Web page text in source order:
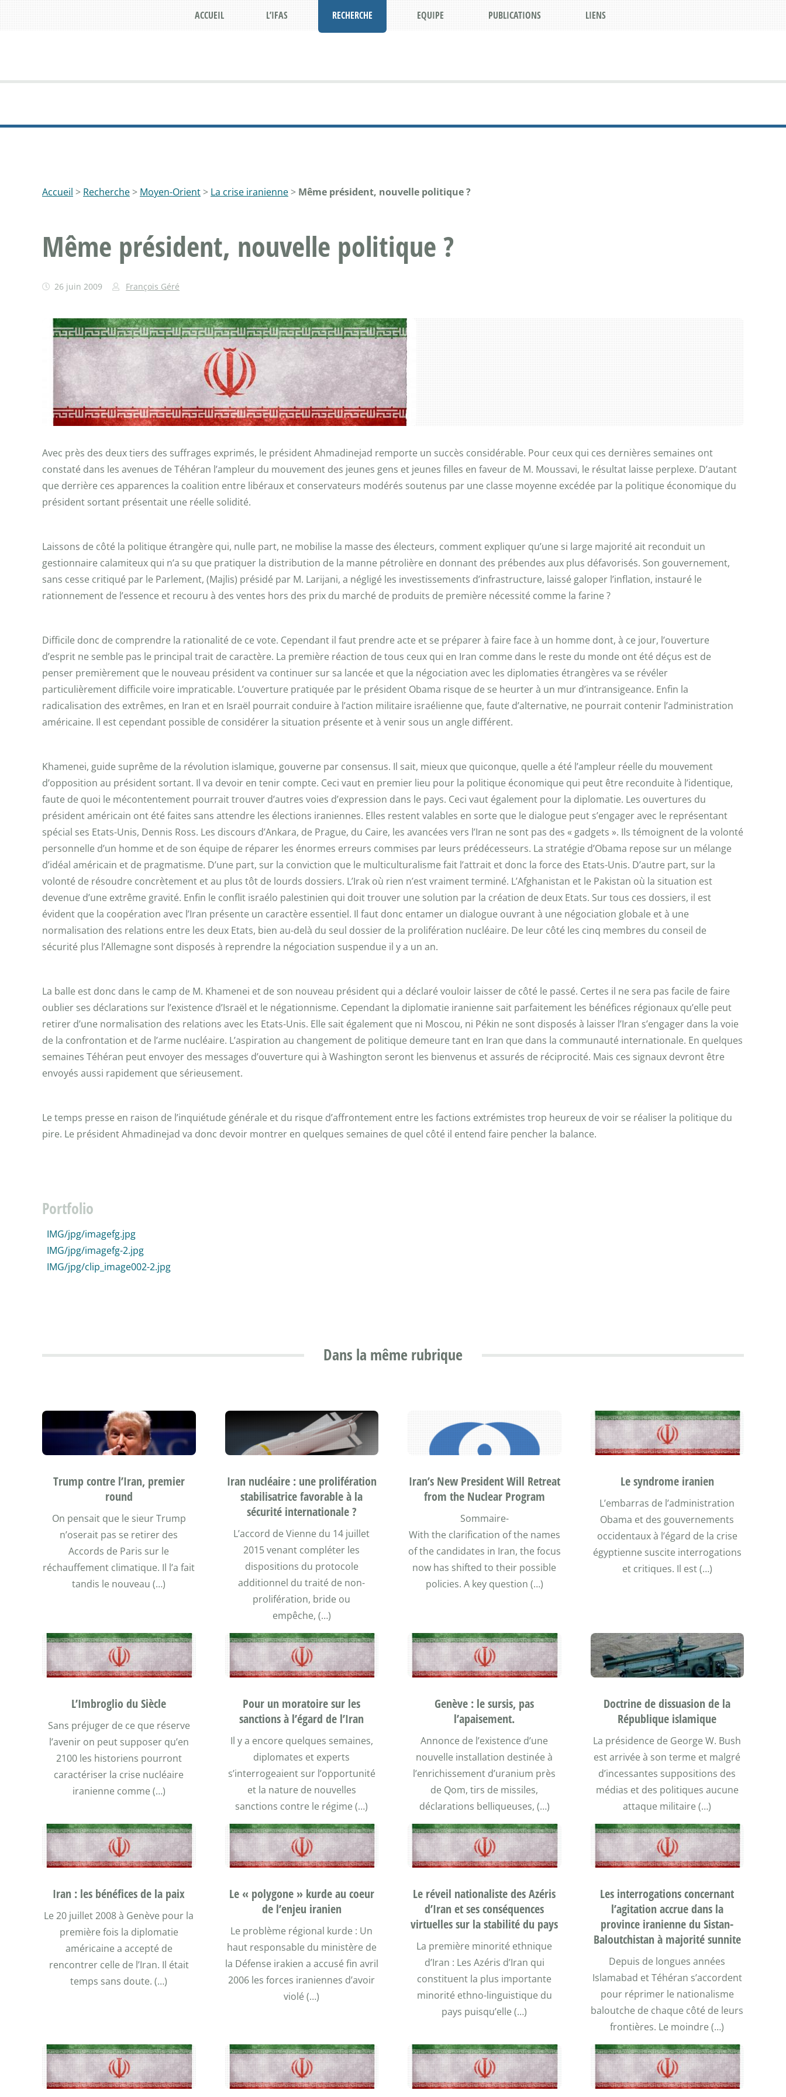
ACCUEIL L’IFAS RECHERCHE EQUIPE PUBLICATIONS LIENS
Accueil > Recherche> Moyen-Orient> La crise iranienne> Même président, nouvelle politique ?
Même président, nouvelle politique ?
26 juin 2009 François Géré
Avec près des deux tiers des suffrages exprimés, le président Ahmadinejad remporte un succès considérable. Pour ceux qui ces dernières semaines ont
constaté dans les avenues de Téhéran l’ampleur du mouvement des jeunes gens et jeunes filles en faveur de M. Moussavi, le résultat laisse perplexe. D’autant
que derrière ces apparences la coalition entre libéraux et conservateurs modérés soutenus par une classe moyenne excédée par la politique économique du
président sortant présentait une réelle solidité.
Laissons de côté la politique étrangère qui, nulle part, ne mobilise la masse des électeurs, comment expliquer qu’une si large majorité ait reconduit un
gestionnaire calamiteux qui n’a su que pratiquer la distribution de la manne pétrolière en donnant des prébendes aux plus défavorisés. Son gouvernement,
sans cesse critiqué par le Parlement, (Majlis) présidé par M. Larijani, a négligé les investissements d’infrastructure, laissé galoper l’inflation, instauré le
rationnement de l’essence et recouru à des ventes hors des prix du marché de produits de première nécessité comme la farine ?
Difficile donc de comprendre la rationalité de ce vote. Cependant il faut prendre acte et se préparer à faire face à un homme dont, à ce jour, l’ouverture
d’esprit ne semble pas le principal trait de caractère. La première réaction de tous ceux qui en Iran comme dans le reste du monde ont été déçus est de
penser premièrement que le nouveau président va continuer sur sa lancée et que la négociation avec les diplomaties étrangères va se révéler
particulièrement difficile voire impraticable. L’ouverture pratiquée par le président Obama risque de se heurter à un mur d’intransigeance. Enfin la
radicalisation des extrêmes, en Iran et en Israël pourrait conduire à l’action militaire israélienne que, faute d’alternative, ne pourrait contenir l’administration
américaine. Il est cependant possible de considérer la situation présente et à venir sous un angle différent.
Khamenei, guide suprême de la révolution islamique, gouverne par consensus. Il sait, mieux que quiconque, quelle a été l’ampleur réelle du mouvement
d’opposition au président sortant. Il va devoir en tenir compte. Ceci vaut en premier lieu pour la politique économique qui peut être reconduite à l’identique,
faute de quoi le mécontentement pourrait trouver d’autres voies d’expression dans le pays. Ceci vaut également pour la diplomatie. Les ouvertures du
président américain ont été faites sans attendre les élections iraniennes. Elles restent valables en sorte que le dialogue peut s’engager avec le représentant
spécial ses Etats-Unis, Dennis Ross. Les discours d’Ankara, de Prague, du Caire, les avancées vers l’Iran ne sont pas des « gadgets ». Ils témoignent de la volonté
personnelle d’un homme et de son équipe de réparer les énormes erreurs commises par leurs prédécesseurs. La stratégie d’Obama repose sur un mélange
d’idéal américain et de pragmatisme. D’une part, sur la conviction que le multiculturalisme fait l’attrait et donc la force des Etats-Unis. D’autre part, sur la
volonté de résoudre concrètement et au plus tôt de lourds dossiers. L’Irak où rien n’est vraiment terminé. L’Afghanistan et le Pakistan où la situation est
devenue d’une extrême gravité. Enfin le conflit israélo palestinien qui doit trouver une solution par la création de deux Etats. Sur tous ces dossiers, il est
évident que la coopération avec l’Iran présente un caractère essentiel. Il faut donc entamer un dialogue ouvrant à une négociation globale et à une
normalisation des relations entre les deux Etats, bien au-delà du seul dossier de la prolifération nucléaire. De leur côté les cinq membres du conseil de
sécurité plus l’Allemagne sont disposés à reprendre la négociation suspendue il y a un an.
La balle est donc dans le camp de M. Khamenei et de son nouveau président qui a déclaré vouloir laisser de côté le passé. Certes il ne sera pas facile de faire
oublier ses déclarations sur l’existence d’Israël et le négationnisme. Cependant la diplomatie iranienne sait parfaitement les bénéfices régionaux qu’elle peut
retirer d’une normalisation des relations avec les Etats-Unis. Elle sait également que ni Moscou, ni Pékin ne sont disposés à laisser l’Iran s’engager dans la voie
de la confrontation et de l’arme nucléaire. L’aspiration au changement de politique demeure tant en Iran que dans la communauté internationale. En quelques
semaines Téhéran peut envoyer des messages d’ouverture qui à Washington seront les bienvenus et assurés de réciprocité. Mais ces signaux devront être
envoyés aussi rapidement que sérieusement.
Le temps presse en raison de l’inquiétude générale et du risque d’affrontement entre les factions extrémistes trop heureux de voir se réaliser la politique du
pire. Le président Ahmadinejad va donc devoir montrer en quelques semaines de quel côté il entend faire pencher la balance.
Portfolio
IMG/jpg/imagefg.jpg
IMG/jpg/imagefg-2.jpg
IMG/jpg/clip_image002-2.jpg
Dans la même rubrique
Trump contre l’Iran, premier
round
On pensait que le sieur Trump
n’oserait pas se retirer des
Accords de Paris sur le
réchauffement climatique. Il l’a fait
tandis le nouveau (…)
Iran nucléaire : une prolifération
stabilisatrice favorable à la
sécurité internationale ?
L’accord de Vienne du 14 juillet
2015 venant compléter les
dispositions du protocole
additionnel du traité de non-
prolifération, bride ou
empêche, (…)
Iran’s New President Will Retreat
from the Nuclear Program
Sommaire-
With the clarification of the names
of the candidates in Iran, the focus
now has shifted to their possible
policies. A key question (…)
Le syndrome iranien
L’embarras de l’administration
Obama et des gouvernements
occidentaux à l’égard de la crise
égyptienne suscite interrogations
et critiques. Il est (…)
L’Imbroglio du Siècle
Sans préjuger de ce que réserve
l’avenir on peut supposer qu’en
2100 les historiens pourront
caractériser la crise nucléaire
iranienne comme (…)
Pour un moratoire sur les
sanctions à l’égard de l’Iran
Il y a encore quelques semaines,
diplomates et experts
s’interrogeaient sur l’opportunité
et la nature de nouvelles
sanctions contre le régime (…)
Genève : le sursis, pas
l’apaisement.
Annonce de l’existence d’une
nouvelle installation destinée à
l’enrichissement d’uranium près
de Qom, tirs de missiles,
déclarations belliqueuses, (…)
Doctrine de dissuasion de la
République islamique
La présidence de George W. Bush
est arrivée à son terme et malgré
d’incessantes suppositions des
médias et des politiques aucune
attaque militaire (…)
Iran : les bénéfices de la paix
Le 20 juillet 2008 à Genève pour la
première fois la diplomatie
américaine a accepté de
rencontrer celle de l’Iran. Il était
temps sans doute. (…)
Le « polygone » kurde au coeur
de l’enjeu iranien
Le problème régional kurde : Un
haut responsable du ministère de
la Défense irakien a accusé fin avril
2006 les forces iraniennes d’avoir
violé (…)
Le réveil nationaliste des Azéris
d’Iran et ses conséquences
virtuelles sur la stabilité du pays
La première minorité ethnique
d’Iran : Les Azéris d’Iran qui
constituent la plus importante
minorité ethno-linguistique du
pays puisqu’elle (…)
Les interrogations concernant
l’agitation accrue dans la
province iranienne du Sistan-
Baloutchistan à majorité sunnite
Depuis de longues années
Islamabad et Téhéran s’accordent
pour réprimer le nationalisme
baloutche de chaque côté de leurs
frontières. Le moindre (…)